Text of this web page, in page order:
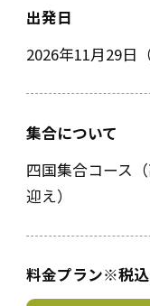
出発日
2026年11月29日（
集合について
四国集合コース
迎え）
料金プラン※税込